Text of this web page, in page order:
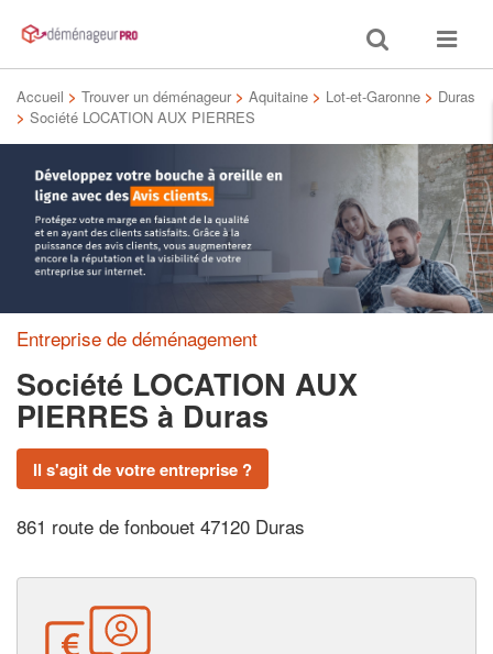
Toggle
search
Toggle
Accueil > Trouver un déménageur > Aquitaine > Lot-et-Garonne > Duras
> Société LOCATION AUX PIERRES
Entreprise de déménagement
Société LOCATION AUX
PIERRES à Duras
Il s'agit de votre entreprise ?
861 route de fonbouet 47120 Duras